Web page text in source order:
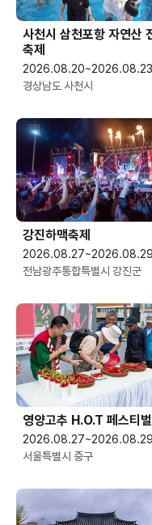
사천시 삼천포항 자연산
축제
2026.08.20~2026.08.23
경상남도 사천시
강진하맥축제
2026.08.27~2026.08.29
전남광주통합특별시 강진군
영양고추 H.O.T 페스티벌
2026.08.27~2026.08.29
서울특별시 중구